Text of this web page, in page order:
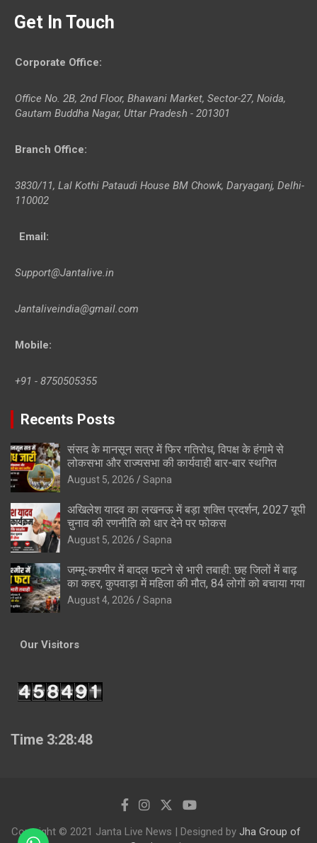
Get In Touch
Corporate Office:
Office No. 2B, 2nd Floor, Bhawani Market, Sector-27, Noida,
Gautam Buddha Nagar, Uttar Pradesh - 201301
Branch Office:
3830/11, Lal Kothi Pataudi House BM Chowk, Daryaganj, Delhi-
110002
Email:
Support@Jantalive.in
Jantaliveindia@gmail.com
Mobile:
+91 - 8750505355
Recents Posts
संसद के मानसून सत्र में फिर गतिरोध, विपक्ष के हंगामे से
लोकसभा और राज्यसभा की कार्यवाही बार-बार स्थगित
August 5, 2026 Sapna
अखिलेश यादव का लखनऊ में बड़ा शक्ति प्रदर्शन, 2027 यूपी
चुनाव की रणनीति को धार देने पर फोकस
August 5, 2026 Sapna
जम्मू-कश्मीर में बादल फटने से भारी तबाही: छह जिलों में बाढ़
का कहर, कुपवाड़ा में महिला की मौत, 84 लोगों को बचाया गया
August 4, 2026 Sapna
Our Visitors
Time 3:28:49
Copyright © 2021 Janta Live News | Designed by Jha Group of